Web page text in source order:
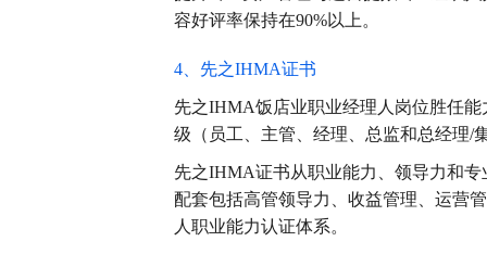
容好评率保持在90%以上。
4、先之IHMA证书
先之IHMA饭店业职业经理人岗位胜任
级（员工、主管、经理、总监和总经理/
先之IHMA证书从职业能力、领导力和
配套包括高管领导力、收益管理、运营
人职业能力认证体系。